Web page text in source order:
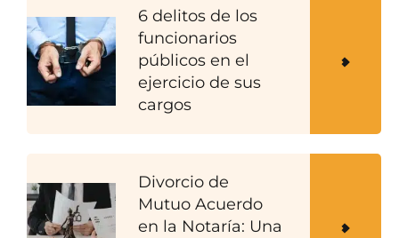
6 delitos de los
funcionarios
públicos en el
ejercicio de sus
cargos
Divorcio de
Mutuo Acuerdo
en la Notaría: Una